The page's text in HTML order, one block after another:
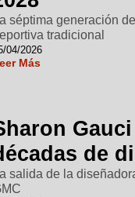
séptima generación
tradicional
04/2026
Más
de
salida de la